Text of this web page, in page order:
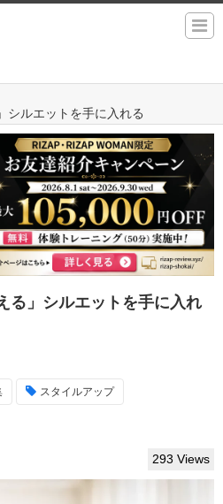
シルエットを手に入れる
る」シルエットを手に入れ
スタイルアップ
293 Views